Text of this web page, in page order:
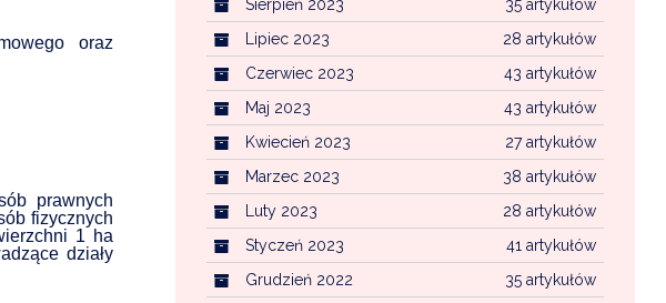
oraz
prawnych
fizycznych
1 ha
działy
35 artykułów
Sierpień 2023
28 artykułów
Lipiec 2023
43 artykułów
Czerwiec 2023
43 artykułów
Maj 2023
27 artykułów
Kwiecień 2023
38 artykułów
Marzec 2023
28 artykułów
Luty 2023
41 artykułów
Styczeń 2023
35 artykułów
Grudzień 2022